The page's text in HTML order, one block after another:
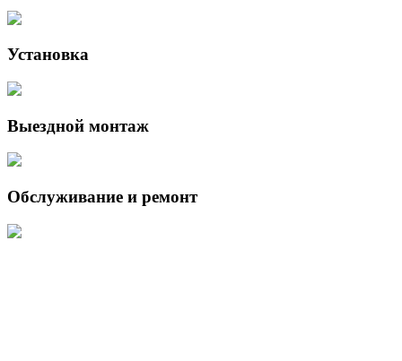
Установка
Выездной монтаж
Обслуживание и ремонт